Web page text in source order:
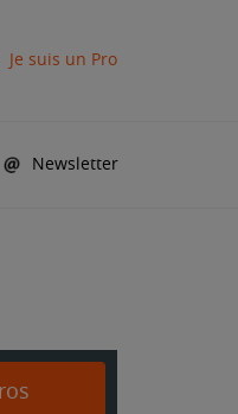
Je suis un Pro
Newsletter